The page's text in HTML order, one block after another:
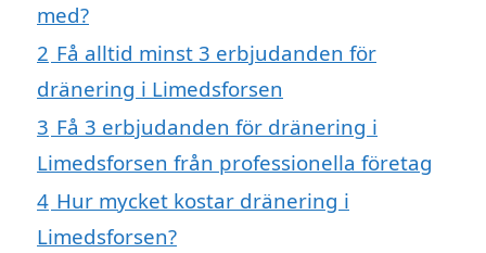
med?
2 Få alltid minst 3 erbjudanden för
dränering i Limedsforsen
3 Få 3 erbjudanden för dränering i
Limedsforsen från professionella företag
4 Hur mycket kostar dränering i
Limedsforsen?